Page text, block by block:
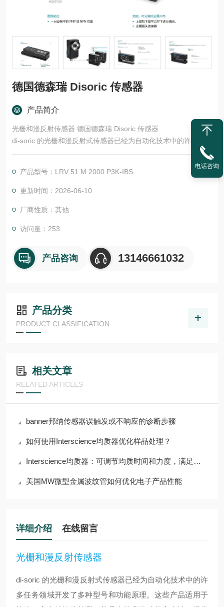
德国德森瑞 Disoric 传感器
产品简介
光栅和漫反射传感器 德国德森瑞 Disoric 传感器
di-soric 的光栅和漫反射式传感器已经为自动化技术中的许多任务
领域开发了多种型号和功能原理。这些产品适用于快速、安全的
物体检测，并具有较高的功能安全性。提供各种功能原理、传感
器.LHT 41 M 0.2 G3-T3
产品型号：LRV 51 M 2000 P3K-IBS
更新时间：2026-06-10
厂商性质：其他
访问量：253
产品咨询 13146661032
产品分类
PRODUCT CLASSIFICATION
相关文章
RELATED ARTICLES
banner邦纳传感器误触发或不响应的诊断步骤
如何使用Interscience均质器优化样品处理？
Interscience均质器：可调节均质时间和力度，满足多样需求
美国MW微型金属波纹管如何优化电子产品性能
详细介绍 在线留言
光栅和漫反射传感器
di-soric 的光栅和漫反射式传感器已经为自动化技术中的许
多任务领域开发了多种型号和功能原理。这些产品适用于
电话咨询